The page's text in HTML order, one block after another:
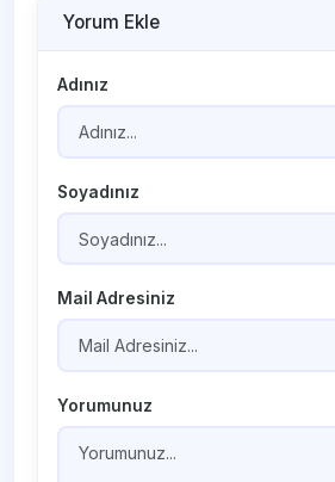
Yorum Ekle
Adınız
Soyadınız
Mail Adresiniz
Yorumunuz